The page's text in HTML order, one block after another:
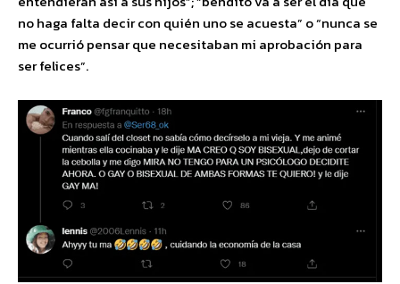
no haga falta decir con quién uno se acuesta” o “nunca se
me ocurrió pensar que necesitaban mi aprobación para
ser felices”.